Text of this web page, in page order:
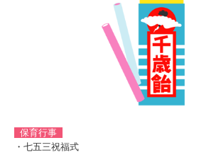
保育行事
・七五三祝福式